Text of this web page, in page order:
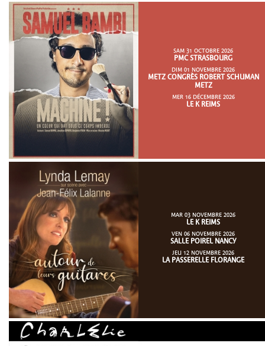
SAM 31 OCTOBRE 2026
PMC STRASBOURG
DIM 01 NOVEMBRE 2026
METZ CONGRÈS ROBERT SCHUMAN
METZ
MER 16 DÉCEMBRE 2026
LE K REIMS
MAR 03 NOVEMBRE 2026
LE K REIMS
VEN 06 NOVEMBRE 2026
SALLE POIREL NANCY
JEU 12 NOVEMBRE 2026
LA PASSERELLE FLORANGE